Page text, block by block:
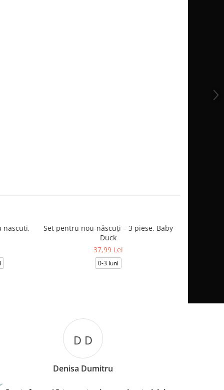
nascuti,
Set pentru nou-născuți – 3 piese, Baby
Duck
37,99 Lei
0-3 luni
D D
Denisa Dumitru